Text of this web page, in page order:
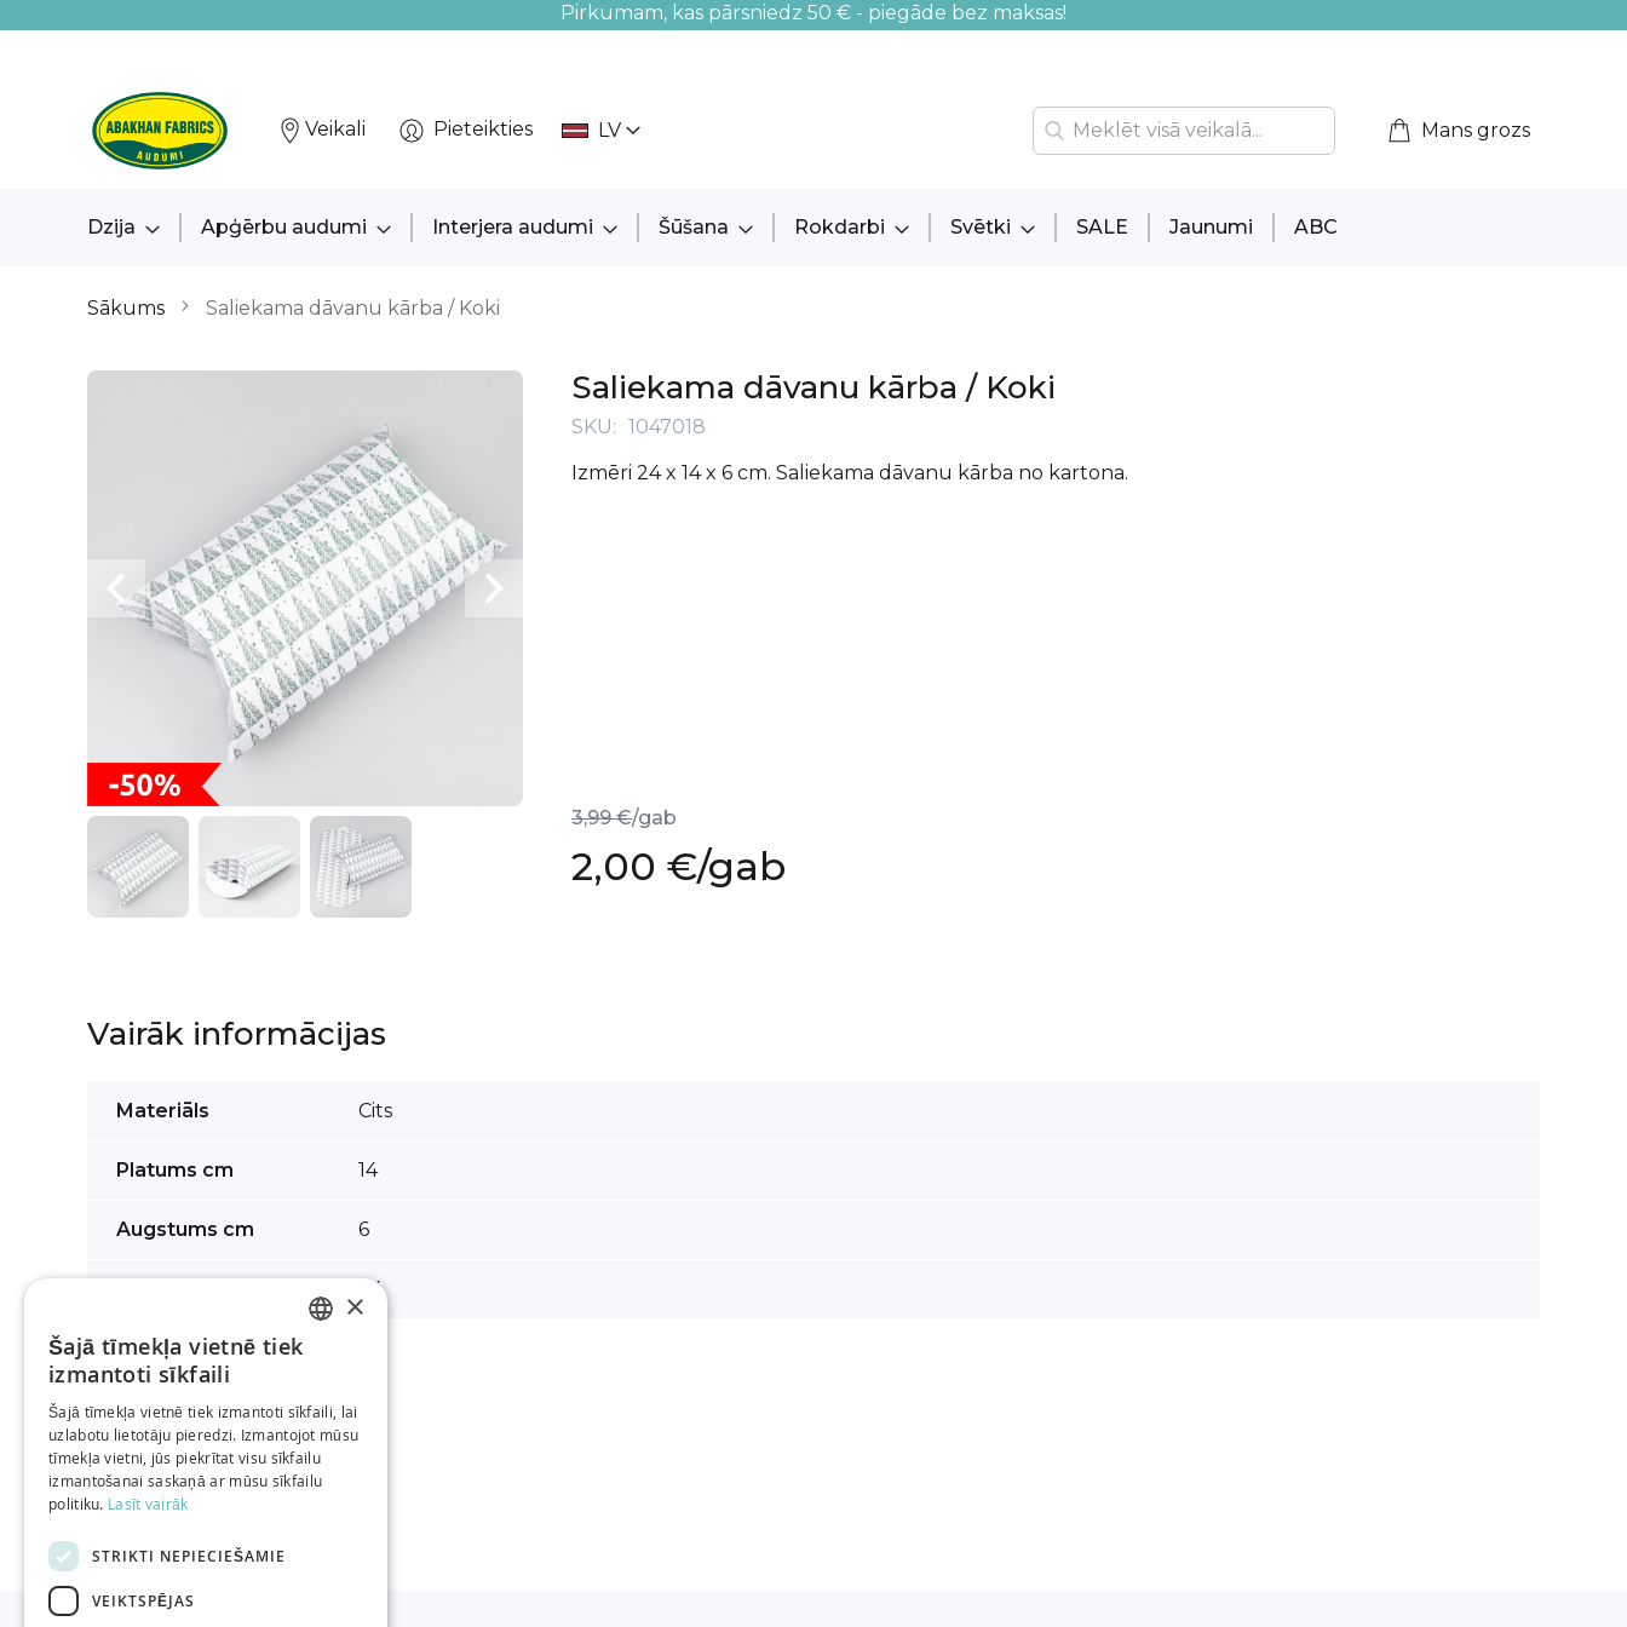
Pirkumam, kas pārsniedz 50 € - piegāde bez maksas!
Veikali Pieteikties LV Mans grozs
Dzija Apģērbu audumi Interjera audumi Šūšana Rokdarbi Svētki SALE Jaunumi ABC
Sākums Saliekama dāvanu kārba / Koki
Saliekama dāvanu kārba / Koki
SKU
1047018
Izmēri 24 x 14 x 6 cm. Saliekama dāvanu kārba no kartona.
3,99 €/gab
Īpaša
2,00 €/gab
Iet
Vairāk informācijas
informācijas
Materiāls Cits
Platums cm 14
Augstums cm 6
24
ENGLISH
×
Šajā tīmekļa vietnē tiek
izmantoti sīkfaili
Šajā tīmekļa vietnē tiek izmantoti sīkfaili, lai
uzlabotu lietotāju pieredzi. Izmantojot mūsu
tīmekļa vietni, jūs piekrītat visu sīkfailu
izmantošanai saskaņā ar mūsu sīkfailu
politiku. Lasīt vairāk
STRIKTI NEPIECIEŠAMIE
VEIKTSPĒJAS